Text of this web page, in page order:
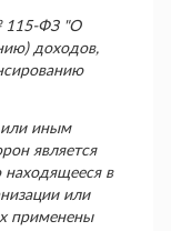
115-ФЗ "О
доходов,
или иным
является
находящееся в
или
применены